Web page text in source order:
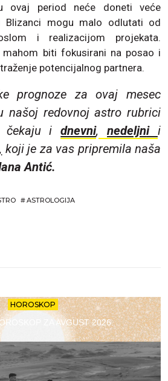
ovaj period neće doneti veće
Blizanci mogu malo odlutati od
i realizacijom projekata.
mahom biti fokusirani na posao i
potencijalnog partnera.
prognoze za ovaj mesec
našoj redovnoj astro rubrici
idnevni, nedeljni i
, koji je za vas pripremila naša
Antić.
#ASTROLOGIJA
HOROSKOP
ZA AVGUST 2026.